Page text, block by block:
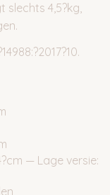
slechts 4,5?kg,
— Lage versie: